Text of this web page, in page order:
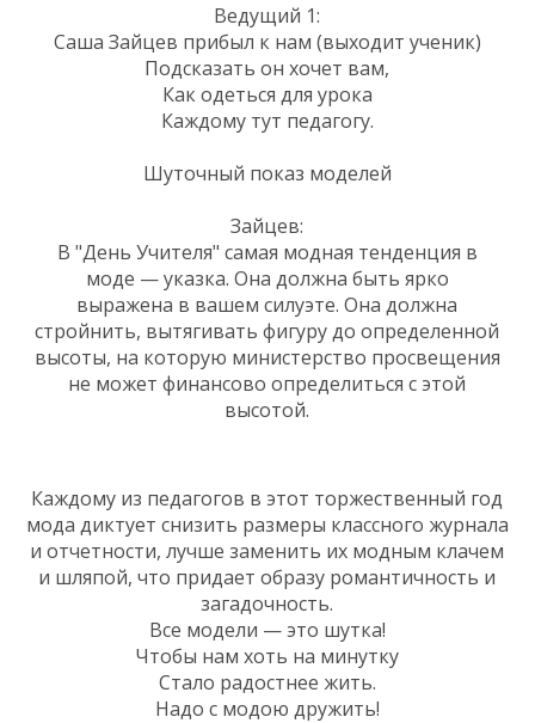
Ведущий 1:
Саша Зайцев прибыл к нам (выходит ученик)
Подсказать он хочет вам,
Как одеться для урока
Каждому тут педагогу.
Шуточный показ моделей
Зайцев:
В "День Учителя" самая модная тенденция в
моде — указка. Она должна быть ярко
выражена в вашем силуэте. Она должна
стройнить, вытягивать фигуру до определенной
высоты, на которую министерство просвещения
не может финансово определиться с этой
высотой.
Каждому из педагогов в этот торжественный год
мода диктует снизить размеры классного журнала
и отчетности, лучше заменить их модным клачем
и шляпой, что придает образу романтичность и
загадочность.
Все модели — это шутка!
Чтобы нам хоть на минутку
Стало радостнее жить.
Надо с модою дружить!